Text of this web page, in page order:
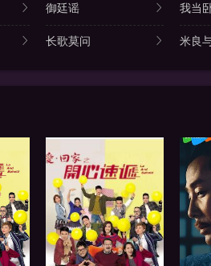
御廷谣 我当
长歌莫问 米良